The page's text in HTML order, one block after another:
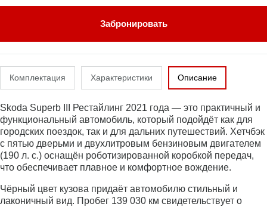
Забронировать
Комплектация Характеристики Описание
Skoda Superb III Рестайлинг 2021 года — это практичный и
функциональный автомобиль, который подойдёт как для
городских поездок, так и для дальних путешествий. Хетчбэк
с пятью дверьми и двухлитровым бензиновым двигателем
(190 л. с.) оснащён роботизированной коробкой передач,
что обеспечивает плавное и комфортное вождение.
Чёрный цвет кузова придаёт автомобилю стильный и
лаконичный вид. Пробег 139 030 км свидетельствует о